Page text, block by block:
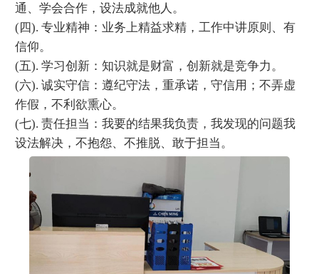
通、学会合作，设法成就他人。
(四). 专业精神：业务上精益求精，工作中讲原则、有
信仰。
(五). 学习创新：知识就是财富，创新就是竞争力。
(六). 诚实守信：遵纪守法，重承诺，守信用；不弄虚
作假，不利欲熏心。
(七). 责任担当：我要的结果我负责，我发现的问题我
设法解决，不抱怨、不推脱、敢于担当。